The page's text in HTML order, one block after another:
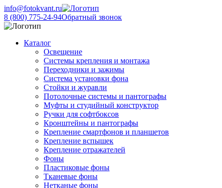
info@fotokvant.ru
8 (800) 775-24-94Обратный звонок
Каталог
Освещение
Системы крепления и монтажа
Переходники и зажимы
Система установки фона
Стойки и журавли
Потолочные системы и пантографы
Муфты и студийный конструктор
Ручки для софтбоксов
Кронштейны и пантографы
Крепление смартфонов и планшетов
Крепление вспышек
Крепление отражателей
Фоны
Пластиковые фоны
Тканевые фоны
Нетканые фоны